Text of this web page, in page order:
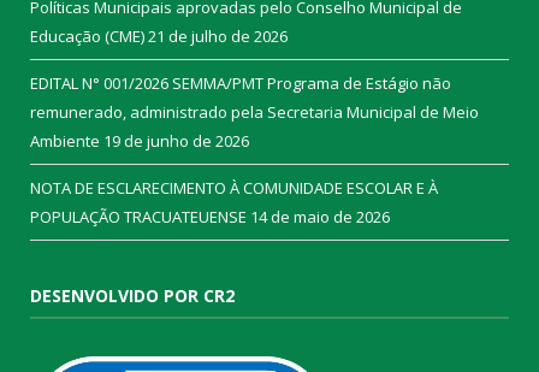
Políticas Municipais aprovadas pelo Conselho Municipal de
Educação (CME)21 de julho de 2026
EDITAL N° 001/2026 SEMMA/PMT Programa de Estágio não
remunerado, administrado pela Secretaria Municipal de Meio
Ambiente 19 de junho de 2026
NOTA DE ESCLARECIMENTO À COMUNIDADE ESCOLAR E À
POPULAÇÃO TRACUATEUENSE 14 de maio de 2026
DESENVOLVIDO POR CR2